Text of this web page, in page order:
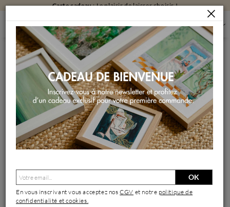
Carte cadeau: Le plaisir de laisser choisir !
PEINTURES PEINTURES PAR FORMAT
PEINTURES PETIT FORMAT
MAHANA OISO
Peinture Mahana oiso par Seb | Tableau Art Singulier Portraits
Bois Acrylique
OK
En vous inscrivant vous acceptez nosCGV et notre politique de
confidentialité et cookies.